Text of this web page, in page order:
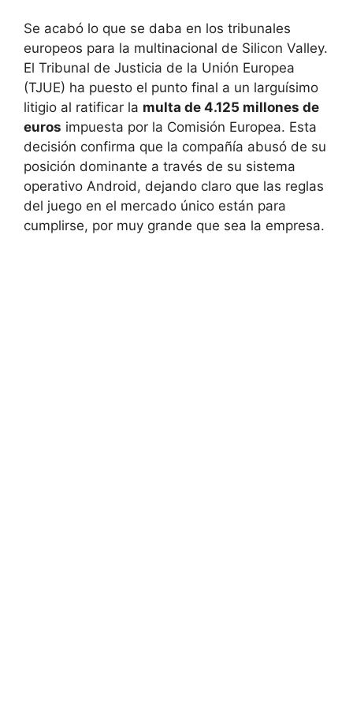
Se acabó lo que se daba en los tribunales
europeos para la multinacional de Silicon Valley.
El Tribunal de Justicia de la Unión Europea
(TJUE) ha puesto el punto final a un larguísimo
litigio al ratificar la multa de 4.125 millones de
euros impuesta por la Comisión Europea. Esta
decisión confirma que la compañía abusó de su
posición dominante a través de su sistema
operativo Android, dejando claro que las reglas
del juego en el mercado único están para
cumplirse, por muy grande que sea la empresa.